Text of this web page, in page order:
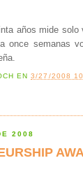
años mide solo
semanas
EN3/27/2008
2008